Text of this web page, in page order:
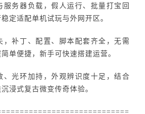
服务器负载，假人运行、批量打宝回
定适配单机试玩与外网开区。
，补丁、配置、脚本配套齐全，无需
单便捷，新手可快速搭建运营。
、光环加持，外观辨识度十足，结合
浸式复古微变传奇体验。